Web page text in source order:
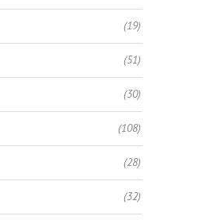
(19)
(51)
(30)
(108)
(28)
(32)